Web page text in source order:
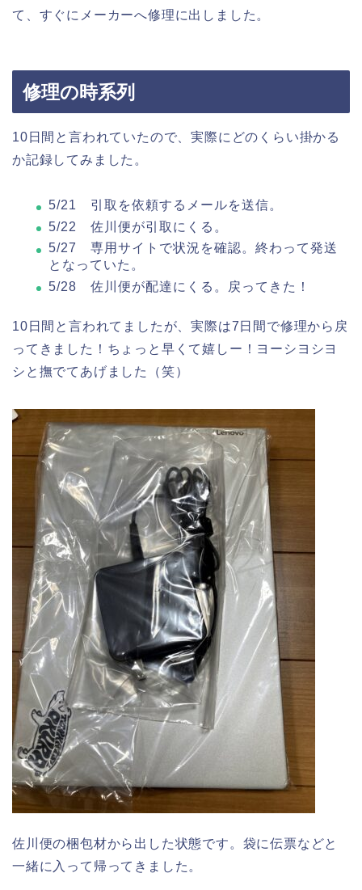
て、すぐにメーカーへ修理に出しました。
修理の時系列
10日間と言われていたので、実際にどのくらい掛かる
か記録してみました。
5/21 引取を依頼するメールを送信。
5/22 佐川便が引取にくる。
5/27 専用サイトで状況を確認。終わって発送
となっていた。
5/28 佐川便が配達にくる。戻ってきた！
10日間と言われてましたが、実際は7日間で修理から戻
ってきました！ちょっと早くて嬉しー！ヨーシヨシヨ
シと撫でてあげました（笑）
佐川便の梱包材から出した状態です。袋に伝票などと
一緒に入って帰ってきました。